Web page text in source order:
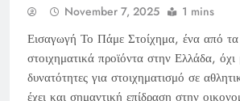
November 7, 2025 1 mins
Εισαγωγή Το Πάμε Στοίχημα, ένα από τα
στοιχηματικά προϊόντα στην Ελλάδα, όχι
δυνατότητες για στοιχηματισμό σε
έχει και σημαντική επίδραση στην